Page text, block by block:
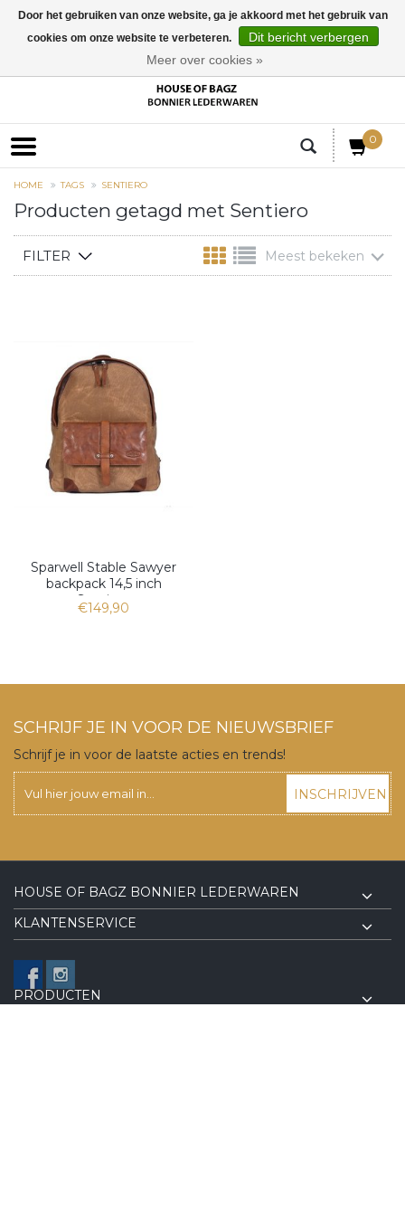
0
HOME TAGS SENTIERO
Producten getagd met Sentiero
FILTER Meest bekeken
Sparwell Stable Sawyer
backpack 14,5 inch
Sentiero
€149,90
SCHRIJF JE IN VOOR DE NIEUWSBRIEF
Schrijf je in voor de laatste acties en trends!
INSCHRIJVEN
HOUSE OF BAGZ BONNIER LEDERWAREN
KLANTENSERVICE
PRODUCTEN
Door het gebruiken van onze website, ga je akkoord met het gebruik van
cookies om onze website te verbeteren.
Dit bericht verbergen
Meer over cookies »